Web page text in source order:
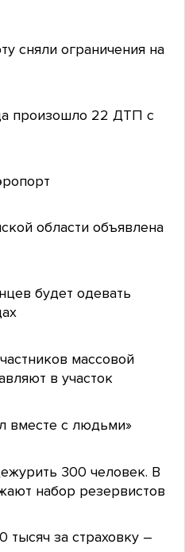
сняли ограничения на
произошло 22 ДТП с
области объявлена
будет одевать
массовой
в участок
вместе с людьми»
300 человек. В
набор резервистов
тысяч за страховку –